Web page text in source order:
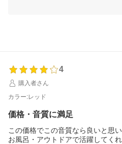
思っております。車の中など、さま
4
購入者さん
カラー:レッド
価格・音質に満足
この価格でこの音質なら良いと思い
お風呂・アウトドアで活躍してくれ